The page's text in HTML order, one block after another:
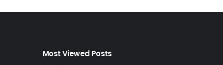
Most Viewed Posts